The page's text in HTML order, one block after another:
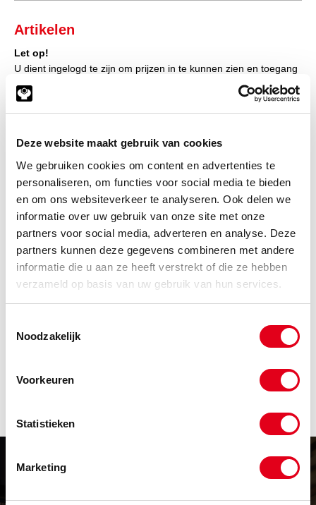
Deze website maakt gebruik van cookies
We gebruiken cookies om content en advertenties te
personaliseren, om functies voor social media te bieden
en om ons websiteverkeer te analyseren. Ook delen we
informatie over uw gebruik van onze site met onze
partners voor social media, adverteren en analyse. Deze
partners kunnen deze gegevens combineren met andere
informatie die u aan ze heeft verstrekt of die ze hebben
verzameld op basis van uw gebruik van hun services.
Noodzakelijk
Voorkeuren
Statistieken
Marketing
Artikelen
Let op!
U dient ingelogd te zijn om prijzen in te kunnen zien en toegang
te verkrijgen tot de winkelwagen, waarna u direct uw bestelling
af kunt ronden.
Heeft u nog geen account?
Klik hier om klant te worden
Omschrijving
Info Eenheid
Voorraad Netto prijs